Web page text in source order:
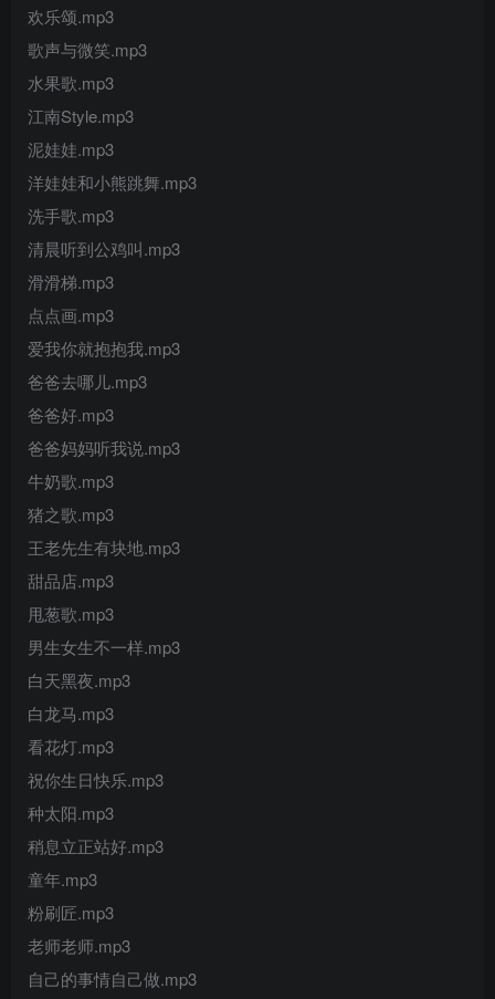
欢乐颂.mp3
歌声与微笑.mp3
水果歌.mp3
江南Style.mp3
泥娃娃.mp3
洋娃娃和小熊跳舞.mp3
洗手歌.mp3
清晨听到公鸡叫.mp3
滑滑梯.mp3
点点画.mp3
爱我你就抱抱我.mp3
爸爸去哪儿.mp3
爸爸好.mp3
爸爸妈妈听我说.mp3
牛奶歌.mp3
猪之歌.mp3
王老先生有块地.mp3
甜品店.mp3
甩葱歌.mp3
男生女生不一样.mp3
白天黑夜.mp3
白龙马.mp3
看花灯.mp3
祝你生日快乐.mp3
种太阳.mp3
稍息立正站好.mp3
童年.mp3
粉刷匠.mp3
老师老师.mp3
自己的事情自己做.mp3